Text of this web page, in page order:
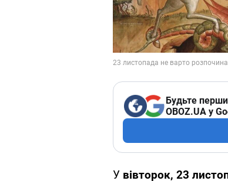
Будьте
OBOZ.UA у
У вівторок, 23